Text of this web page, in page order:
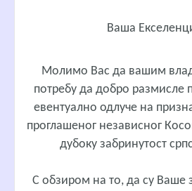
Ваша
Молимо Вас да вашим
потребу да добро размисле
евентуално одлуче на
проглашеног независног
дубоку забринутост
С обзиром на то, да су Ваше